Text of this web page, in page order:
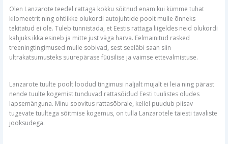
Olen Lanzarote teedel rattaga kokku sõitnud enam kui kümme tuhat
kilomeetrit ning ohtlikke olukordi autojuhtide poolt mulle õnneks
tekitatud ei ole. Tuleb tunnistada, et Eestis rattaga liigeldes neid olukordi
kahjuks ikka esineb ja mitte just väga harva. Eelmainitud rasked
treeningtingimused mulle sobivad, sest seeläbi saan siin
ultrakatsumusteks suurepärase füüsilise ja vaimse ettevalmistuse.
Lanzarote tuulte poolt loodud tingimusi naljalt mujalt ei leia ning pärast
nende tuulte kogemist tunduvad rattasõidud Eesti tuulistes oludes
lapsemänguna. Minu soovitus rattasõbrale, kellel puudub piisav
tugevate tuultega sõitmise kogemus, on tulla Lanzarotele täiesti tavaliste
jooksudega.